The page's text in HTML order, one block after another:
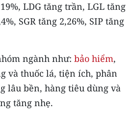
LDG tăng trần, LGL tăng
SGR tăng 2,26%, SIP tăng
ngành như: bảo hiểm,
và thuốc lá, tiện ích, phân
lâu bền, hàng tiêu dùng và
tăng nhẹ.